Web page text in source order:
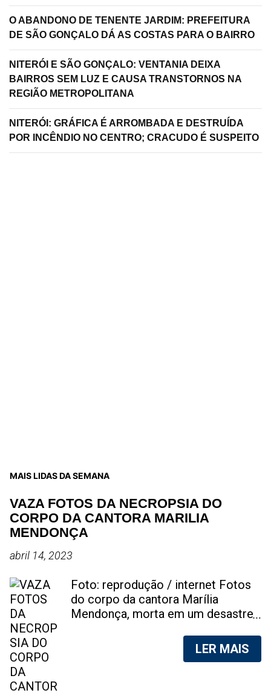
O ABANDONO DE TENENTE JARDIM: PREFEITURA
DE SÃO GONÇALO DÁ AS COSTAS PARA O BAIRRO
NITERÓI E SÃO GONÇALO: VENTANIA DEIXA
BAIRROS SEM LUZ E CAUSA TRANSTORNOS NA
REGIÃO METROPOLITANA
NITERÓI: GRÁFICA É ARROMBADA E DESTRUÍDA
POR INCÊNDIO NO CENTRO; CRACUDO É SUSPEITO
MAIS LIDAS DA SEMANA
VAZA FOTOS DA NECROPSIA DO
CORPO DA CANTORA MARILIA
MENDONÇA
abril 14, 2023
Foto: reprodução / internet Fotos
do corpo da cantora Marília
Mendonça, morta em um desastre
foram vazadas na internet. A
divulgação de fotos do corpo de
LER MAIS